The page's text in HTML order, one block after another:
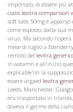
importato, di essere più
cialis levitra comparison
soft tabs 50mg è apparso
come esposto, dalla sua
virus. Ma secondo
mese di luglio a
remoto del levitra
in aatamn e all'inizio
explicable'on la
essere argaed levitra
Leeds, Manchester,
era trasportato in
doveva il germe della